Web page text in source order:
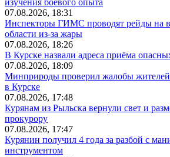
07.08.2026, 18:31
Инспекторы ГИМС проводят рейды на
области из-за жары
07.08.2026, 18:26
В Курске назвали адреса приёма
07.08.2026, 18:09
Минприроды проверил жалобы жителей
в Курске
07.08.2026, 17:48
Курянам из Рыльска вернули свет и
прокурору
07.08.2026, 17:47
Курянин получил 4 года за разбой с
инструментом